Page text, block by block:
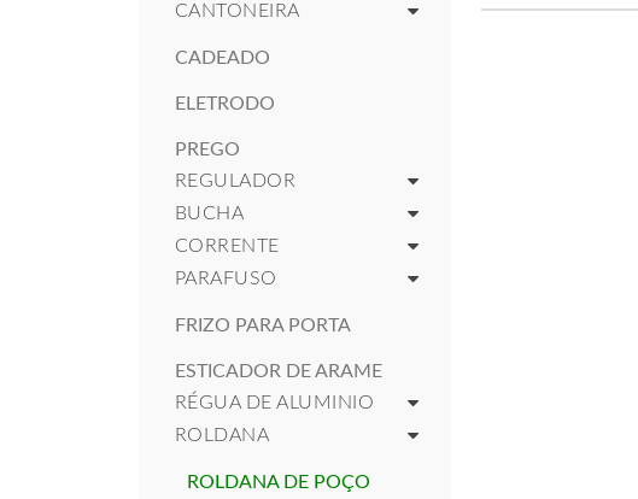
CANTONEIRA
CADEADO
ELETRODO
PREGO
REGULADOR
BUCHA
CORRENTE
PARAFUSO
FRIZO PARA PORTA
ESTICADOR DE ARAME
RÉGUA DE ALUMINIO
ROLDANA
ROLDANA DE POÇO